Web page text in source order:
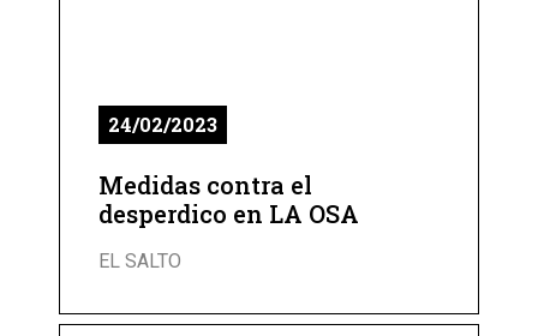
24/02/2023
Medidas contra el
desperdico en LA OSA
EL SALTO